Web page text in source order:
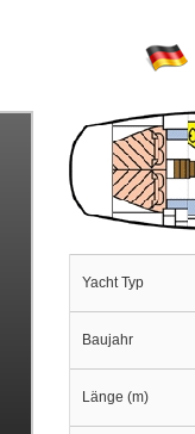
Yacht Typ
Baujahr
Länge (m)